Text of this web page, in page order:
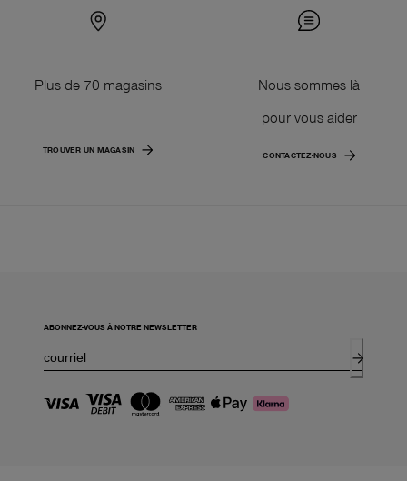
Plus de 70 magasins
TROUVER UN MAGASIN
Nous sommes là
pour vous aider
CONTACTEZ-NOUS
ABONNEZ-VOUS À NOTRE NEWSLETTER